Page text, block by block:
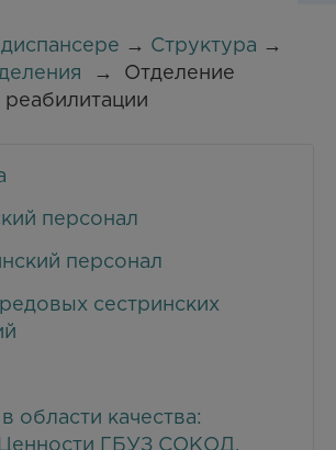
→ Структура →
→ Отделение
персонал
персонал
сестринских
области качества:
ГБУЗ СОКОД.